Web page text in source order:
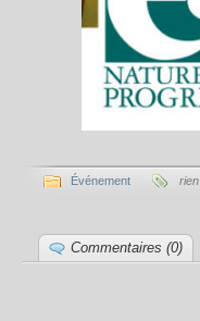
Événement rien
Commentaires (0)